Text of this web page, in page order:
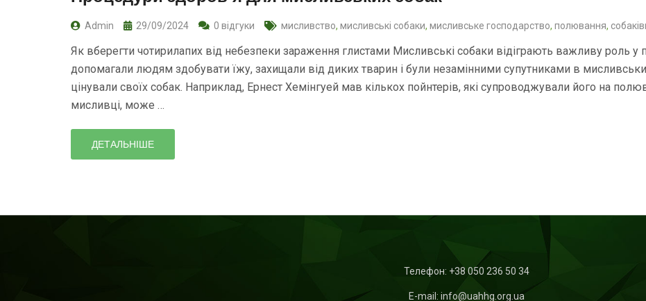
Admin 29/09/2024 0 відгуки мисливство, мисливські собаки, мисливське господарство, полювання,
Як вберегти чотирилапих від небезпеки зараження глистами Мисливські собаки відіграють важливу роль у
допомагали людям здобувати їжу, захищали від диких тварин і були незамінними супутниками в
цінували своїх собак. Наприклад, Ернест Хемінгуей мав кількох пойнтерів, які супроводжували його на
мисливці, може …
ДЕТАЛЬНІШЕ
Телефон: +38 050 236 50 34
E-mail: info@uahhg.org.ua